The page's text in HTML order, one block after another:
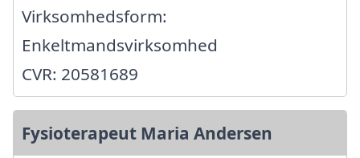
Virksomhedsform:
Enkeltmandsvirksomhed
CVR: 20581689
Fysioterapeut Maria Andersen